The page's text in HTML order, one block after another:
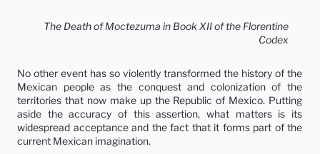
The Death of Moctezuma in Book XII of the Florentine
Codex
No other event has so violently transformed the history of the
Mexican people as the conquest and colonization of the
territories that now make up the Republic of Mexico. Putting
aside the accuracy of this assertion, what matters is its
widespread acceptance and the fact that it forms part of the
current Mexican imagination.